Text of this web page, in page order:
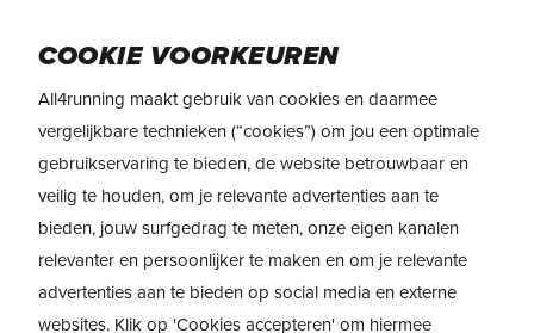
content
REVIEW
REVIEW: SAUCONY
TRIUMPH 24 –
LUXE DAILY
COOKIE VOORKEUREN
All4running maakt gebruik van cookies en daarmee
vergelijkbare technieken (“cookies”) om jou een optimale
gebruikservaring te bieden, de website betrouwbaar en
veilig te houden, om je relevante advertenties aan te
bieden, jouw surfgedrag te meten, onze eigen kanalen
relevanter en persoonlijker te maken en om je relevante
advertenties aan te bieden op social media en externe
websites. Klik op 'Cookies accepteren' om hiermee